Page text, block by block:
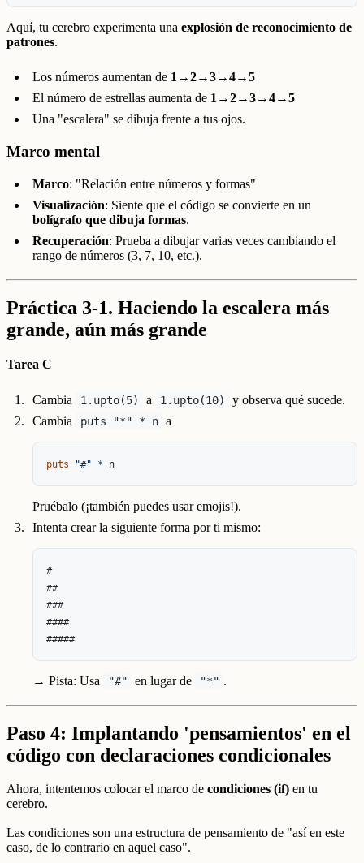
Aquí, tu cerebro experimenta una explosión de reconocimiento de
patrones.
Los números aumentan de 1→2→3→4→5
El número de estrellas aumenta de 1→2→3→4→5
Una "escalera" se dibuja frente a tus ojos.
Marco mental
Marco: "Relación entre números y formas"
Visualización: Siente que el código se convierte en un
bolígrafo que dibuja formas.
Recuperación: Prueba a dibujar varias veces cambiando el
rango de números (3, 7, 10, etc.).
Práctica 3-1. Haciendo la escalera más
grande, aún más grande
Tarea C
Cambia 1.upto(5) a 1.upto(10)
y observa qué sucede.
Cambia
puts "*" * n a
puts "#" * n
Pruébalo (¡también puedes usar emojis!).
Intenta crear la siguiente forma por ti mismo:
#
##
###
####
→ Pista: Usa "#" en lugar de "*" .
Paso 4: Implantando 'pensamientos' en el
código con declaraciones condicionales
Ahora, intentemos colocar el marco de condiciones (if) en tu
cerebro.
Las condiciones son una estructura de pensamiento de "así en este
caso, de lo contrario en aquel caso".